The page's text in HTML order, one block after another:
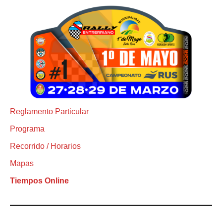
Reglamento Particular
Programa
Recorrido / Horarios
Mapas
Tiempos Online